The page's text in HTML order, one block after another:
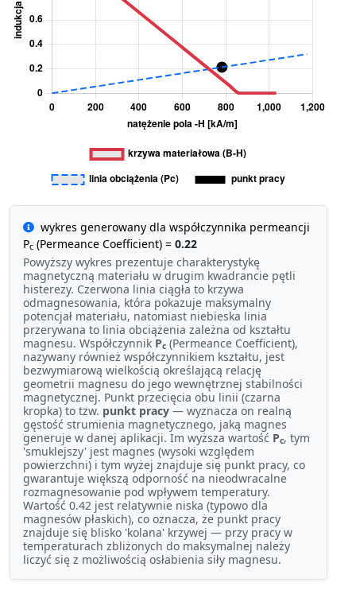
wykres generowany dla współczynnika permeancji
Pc (Permeance Coefficient) = 0.22
Powyższy wykres prezentuje charakterystykę
magnetyczną materiału w drugim kwadrancie pętli
histerezy. Czerwona linia ciągła to krzywa
odmagnesowania, która pokazuje maksymalny
potencjał materiału, natomiast niebieska linia
przerywana to linia obciążenia zależna od kształtu
magnesu. Współczynnik Pc (Permeance Coefficient),
nazywany również współczynnikiem kształtu, jest
bezwymiarową wielkością określającą relację
geometrii magnesu do jego wewnętrznej stabilności
magnetycznej. Punkt przecięcia obu linii (czarna
kropka) to tzw. punkt pracy — wyznacza on realną
gęstość strumienia magnetycznego, jaką magnes
generuje w danej aplikacji. Im wyższa wartość Pc, tym
'smuklejszy' jest magnes (wysoki względem
powierzchni) i tym wyżej znajduje się punkt pracy, co
gwarantuje większą odporność na nieodwracalne
rozmagnesowanie pod wpływem temperatury.
Wartość 0.42 jest relatywnie niska (typowo dla
magnesów płaskich), co oznacza, że punkt pracy
znajduje się blisko 'kolana' krzywej — przy pracy w
temperaturach zbliżonych do maksymalnej należy
liczyć się z możliwością osłabienia siły magnesu.